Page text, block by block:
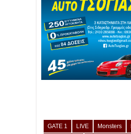
GATE 1 LIVE Monsters